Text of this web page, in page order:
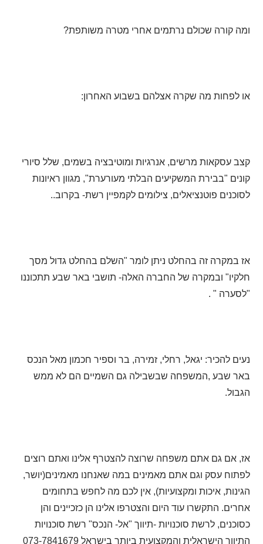
ומה קורה שכולם נרתמים אחרי מטרה משותפת?
או לפחות מה שקרה אצלהם בשבוע האחרון:
קצב עסקאות מרשים, אנרגיות ומוטיבציה בשמים, שלל סיורי
קונים "בבירת המשקיעים הבלתי מעורערת", מגוון ראיונות
לסוכנים פוטנציאלים, צילומים לקמפיין רשת- בקרוב..
אז במקרה זה בהחלט ניתן לומר "השלם בהחלט גדול מסך
חלקיו" ובמקרה של החברה האלה- תושבי באר שבע תתכוננו
"לסערה " .
נעים להכיר: יגאל, רחלי, זמירה, בר וספיר חכמון מאל הנכס
באר שבע ,המשפחה שבשבילה גם השמיים הם לא ממש
הגבול.
אז, אם גם אתם משפחה שרוצה להצטרף אלינו ואתם רוצים
לפתוח עסק וגם אתם מאמינים במה שאנחנו מאמינים(יושר,
הגינות, איכות ומקצועיות), אין לכם מה לחפש בתחומים
אחרים. התקשרו עוד היום והצטרפו אלינו הן כזכיינים והן
כסוכנים, לרשת סוכנויות -תיווך "אל- הנכס" רשת סוכנויות
התיווך הישראלית והמקצועית ביותר בישראל 073-7841679